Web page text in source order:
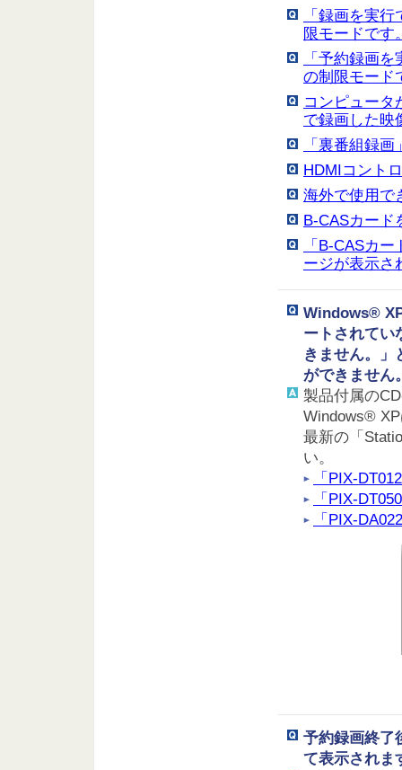
「録画を実
限モードです
「予約録画
の制限モード
コンピュータ
で録画した映
「裏番組録
HDMIコント
海外で使用で
B-CASカード
「B-CASカ
ージが表示さ
Windows®
ートされてい
きません。
ができません
製品付属の
Windows®
最新の「
い。
「PIX-
「PIX-
「PIX-
予約録画終了
て表示されま